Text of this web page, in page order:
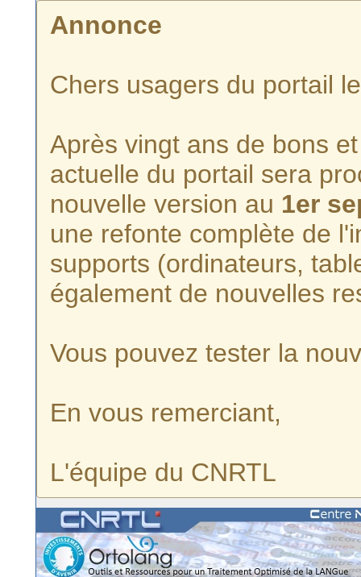
Annonce
Chers usagers du portail
Après vingt ans de bons
actuelle du portail sera
nouvelle version au 1er
une refonte complète de
supports (ordinateurs,
également de nouvelles
Vous pouvez tester la
En vous remerciant,
L'équipe du CNRTL